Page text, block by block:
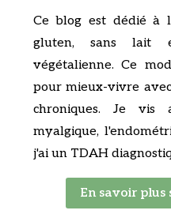
Ce blog est dédié à
gluten, sans lait
végétalienne. Ce
pour mieux-vivre
chroniques. Je vis
myalgique,
j'ai un TDAH
En savoir plus